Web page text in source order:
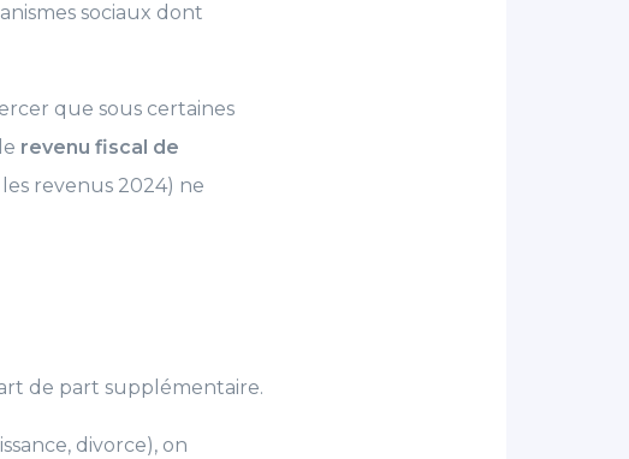
sociaux dont
que sous certaines
revenu fiscal de
revenus 2024) ne
de part supplémentaire.
divorce), on